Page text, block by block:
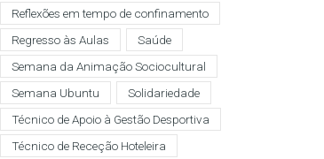
Reflexões em tempo de confinamento
Regresso às Aulas
Saúde
Semana da Animação Sociocultural
Semana Ubuntu
Solidariedade
Técnico de Apoio à Gestão Desportiva
Técnico de Receção Hoteleira